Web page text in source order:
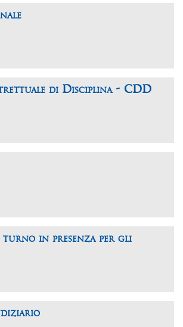
di Disciplina - CDD
turno in presenza per gli